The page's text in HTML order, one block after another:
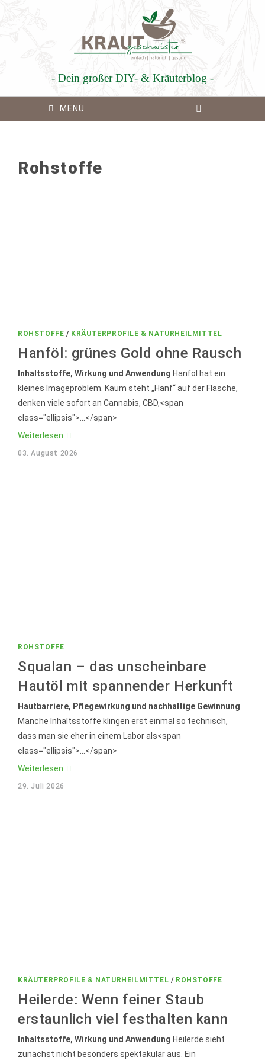
- Dein großer DIY- & Kräuterblog -
MENÜ
Rohstoffe
ROHSTOFFE / KRÄUTERPROFILE & NATURHEILMITTEL
Hanföl: grünes Gold ohne Rausch
Inhaltsstoffe, Wirkung und Anwendung Hanföl hat ein
kleines Imageproblem. Kaum steht „Hanf“ auf der Flasche,
denken viele sofort an Cannabis, CBD,<span
class="ellipsis">...</span>
Weiterlesen Hanföl:
Gold
03. August 2026
ROHSTOFFE
Squalan – das unscheinbare
Hautöl mit spannender Herkunft
Hautbarriere, Pflegewirkung und nachhaltige Gewinnung
Manche Inhaltsstoffe klingen erst einmal so technisch,
dass man sie eher in einem Labor als<span
class="ellipsis">...</span>
Weiterlesen Squalan
das
29. Juli 2026
KRÄUTERPROFILE & NATURHEILMITTEL / ROHSTOFFE
Heilerde: Wenn feiner Staub
erstaunlich viel festhalten kann
Inhaltsstoffe, Wirkung und Anwendung Heilerde sieht
zunächst nicht besonders spektakulär aus. Ein